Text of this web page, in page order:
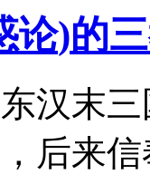
论)的
汉末
后来